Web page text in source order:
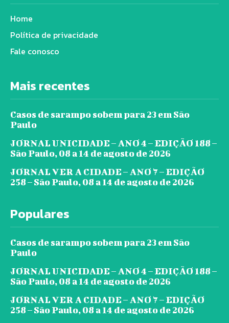
Home
Política de privacidade
Fale conosco
Mais recentes
Casos de sarampo sobem para 23 em São
Paulo
JORNAL UNICIDADE – ANO 4 – EDIÇÃO 188 –
São Paulo, 08 a 14 de agosto de 2026
JORNAL VER A CIDADE – ANO 7 – EDIÇÃO
258 – São Paulo, 08 a 14 de agosto de 2026
Populares
Casos de sarampo sobem para 23 em São
Paulo
JORNAL UNICIDADE – ANO 4 – EDIÇÃO 188 –
São Paulo, 08 a 14 de agosto de 2026
JORNAL VER A CIDADE – ANO 7 – EDIÇÃO
258 – São Paulo, 08 a 14 de agosto de 2026